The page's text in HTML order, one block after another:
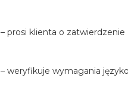
– prosi klienta o
– weryfikuje wymagania